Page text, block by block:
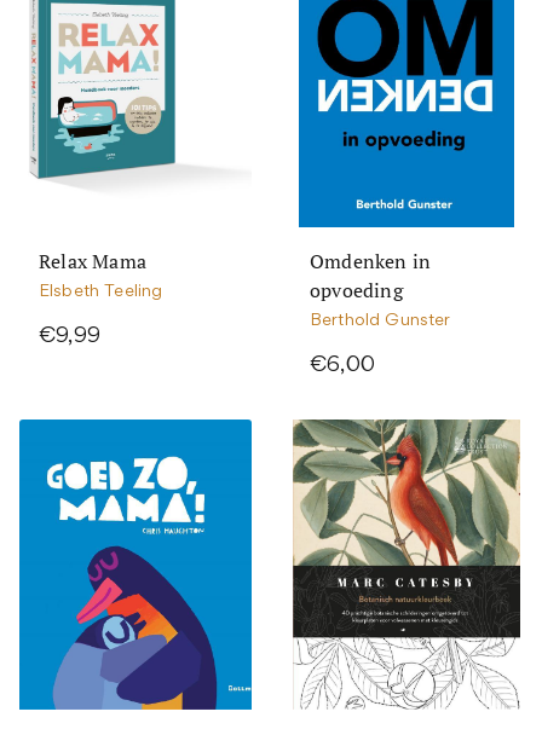
Relax Mama
Elsbeth Teeling
€9,99
Omdenken in
opvoeding
Berthold Gunster
€6,00